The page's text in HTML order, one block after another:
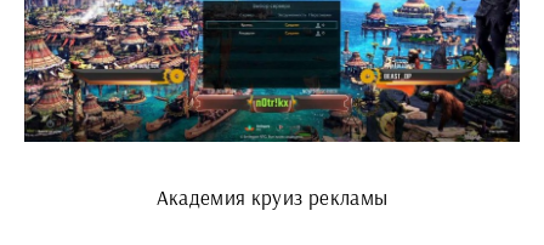
Академия круиз рекламы